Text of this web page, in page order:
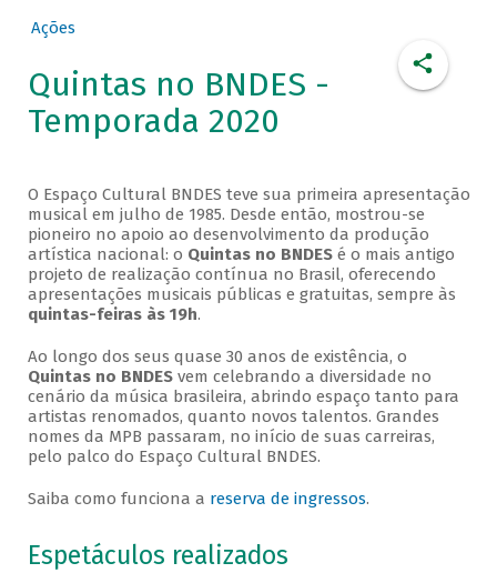
Ações
Quintas no BNDES -
Temporada 2020
O Espaço Cultural BNDES teve sua primeira apresentação
musical em julho de 1985. Desde então, mostrou-se
pioneiro no apoio ao desenvolvimento da produção
artística nacional: o Quintas no BNDESé o mais antigo
projeto de realização contínua no Brasil, oferecendo
apresentações musicais públicas e gratuitas, sempre às
quintas-feiras às 19h.
Ao longo dos seus quase 30 anos de existência, o
Quintas no BNDESvem celebrando a diversidade no
cenário da música brasileira, abrindo espaço tanto para
artistas renomados, quanto novos talentos. Grandes
nomes da MPB passaram, no início de suas carreiras,
pelo palco do Espaço Cultural BNDES.
Saiba como funciona a reserva de ingressos.
Espetáculos realizados